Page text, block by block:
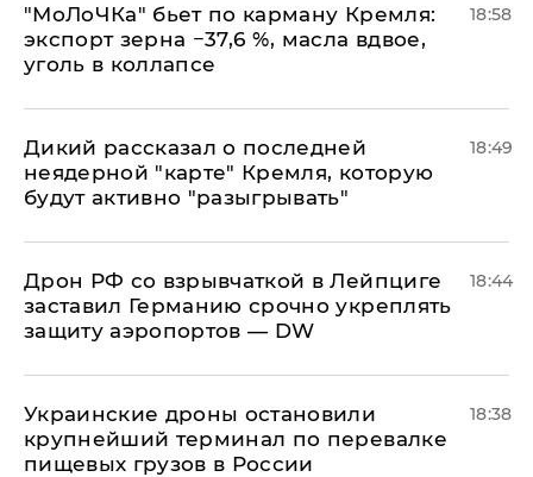
​"МоЛоЧКа" бьет по карману Кремля:
экспорт зерна −37,6 %, масла вдвое,
уголь в коллапсе
18:58
Дикий рассказал о последней
неядерной "карте" Кремля, которую
будут активно "разыгрывать"
18:49
​Дрон РФ со взрывчаткой в Лейпциге
заставил Германию срочно укреплять
защиту аэропортов — DW
18:44
Украинские дроны остановили
крупнейший терминал по перевалке
пищевых грузов в России
18:38